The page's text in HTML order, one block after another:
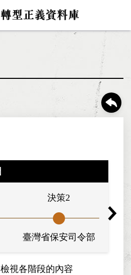
決策2
臺灣省保安司令部
視各階段的內容